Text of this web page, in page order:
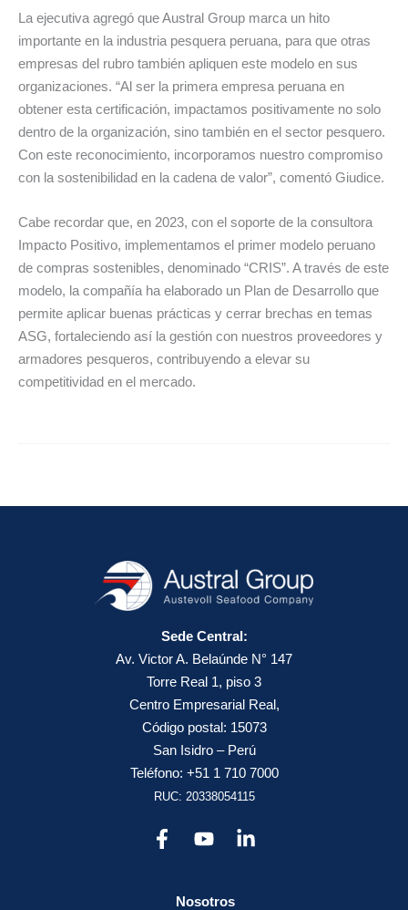
La ejecutiva agregó que Austral Group marca un hito
importante en la industria pesquera peruana, para que otras
empresas del rubro también apliquen este modelo en sus
organizaciones. “Al ser la primera empresa peruana en
obtener esta certificación, impactamos positivamente no solo
dentro de la organización, sino también en el sector pesquero.
Con este reconocimiento, incorporamos nuestro compromiso
con la sostenibilidad en la cadena de valor”, comentó Giudice.
Cabe recordar que, en 2023, con el soporte de la consultora
Impacto Positivo, implementamos el primer modelo peruano
de compras sostenibles, denominado “CRIS”. A través de este
modelo, la compañía ha elaborado un Plan de Desarrollo que
permite aplicar buenas prácticas y cerrar brechas en temas
ASG, fortaleciendo así la gestión con nuestros proveedores y
armadores pesqueros, contribuyendo a elevar su
competitividad en el mercado.
Sede Central:
Av. Victor A. Belaúnde N° 147
Torre Real 1, piso 3
Centro Empresarial Real,
Código postal: 15073
San Isidro – Perú
Teléfono: +51 1 710 7000
RUC: 20338054115
Nosotros